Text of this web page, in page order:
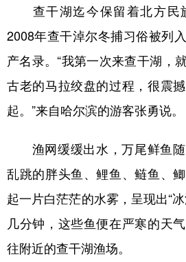
查干湖迄今保留着北方民
2008年查干淖尔冬捕习俗被列
产名录。“我第一次来查干湖，
古老的马拉绞盘的过程，很震
起。”来自哈尔滨的游客张勇说。
渔网缓缓出水，万尾鲜鱼随
乱跳的胖头鱼、鲤鱼、鲢鱼、
起一片白茫茫的水雾，呈现出“
几分钟，这些鱼便在严寒的天
往附近的查干湖渔场。